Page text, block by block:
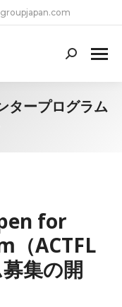
Search:
ープログラム
for
ACTFL
集の開